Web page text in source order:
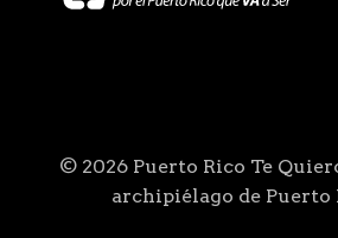
© 2026 Puerto Rico Te
archipiélago de